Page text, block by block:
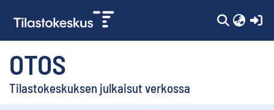
OTOS
Tilastokeskuksen julkaisut verkossa